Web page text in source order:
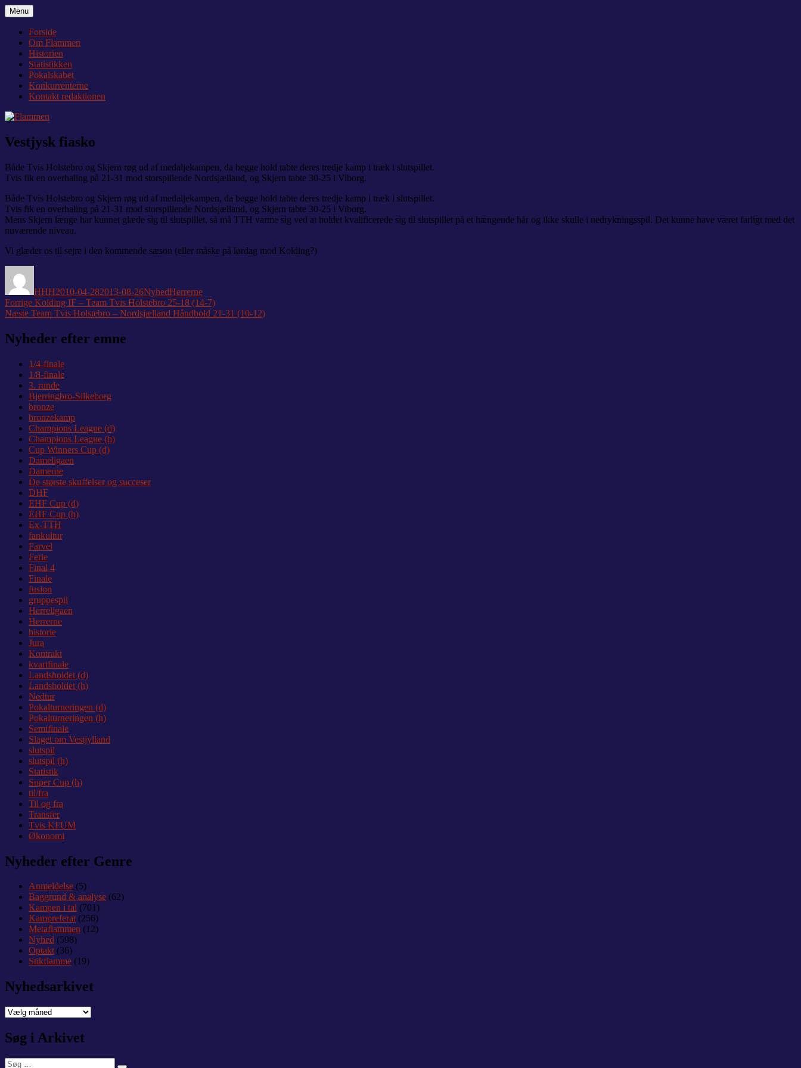
Videre
til
indhold
Flammen
Nyheder og debat om Team Tvis Holstebro
Menu
Forside
Om Flammen
Historien
Statistikken
Pokalskabet
Konkurrenterne
Kontakt redaktionen
Vestjysk fiasko
Både Tvis Holstebro og Skjern røg ud af medaljekampen, da begge hold tabte deres tredje kamp i træk i slutspillet.
Tvis fik en overhaling på 21-31 mod storspillende Nordsjælland, og Skjern tabte 30-25 i Viborg.
Både Tvis Holstebro og Skjern røg ud af medaljekampen, da begge hold tabte deres tredje kamp i træk i slutspillet.
Tvis fik en overhaling på 21-31 mod storspillende Nordsjælland, og Skjern tabte 30-25 i Viborg.
Mens Skjern længe har kunnet glæde sig til slutspillet, så må TTH varme sig ved at holdet kvalificerede sig til slutspillet på et hængende hår og ikke skulle i nedrykningsspil. Det kunne have været farligt med det
nuværende niveau.
Vi glæder os til sejre i den kommende sæson (eller måske på lørdag mod Kolding?)
HHH2010-04-282013-08-26NyhedHerrerne
Indlægsnavigation
Forrige Forrige
indlæg:
Kolding IF – Team Tvis Holstebro 25-18 (14-7)
Næste Næste
Team Tvis Holstebro – Nordsjælland Håndbold 21-31 (10-12)
Nyheder efter emne
1/4-finale
1/8-finale
3. runde
Bjerringbro-Silkeborg
bronze
bronzekamp
Champions League (d)
Champions League (h)
Cup Winners Cup (d)
Dameligaen
Damerne
De største skuffelser og succeser
DHF
EHF Cup (d)
EHF Cup (h)
Ex-TTH
fankultur
Farvel
Ferie
Final 4
Finale
fusion
gruppespil
Herreligaen
Herrerne
historie
Jura
Kontrakt
kvartfinale
Landsholdet (d)
Landsholdet (h)
Nedtur
Pokalturneringen (d)
Pokalturneringen (h)
Semifinale
Slaget om Vestjylland
slutspil
slutspil (h)
Statistik
Super Cup (h)
til/fra
Til og fra
Transfer
Tvis KFUM
Økonomi
Nyheder efter Genre
Anmeldelse (5)
Baggrund & analyse (62)
Kampen i tal (701)
Kampreferat(256)
Metaflammen (12)
Nyhed (598)
Optakt(36)
Stikflamme (19)
Nyhedsarkivet
Nyhedsarkivet
Søg i Arkivet
Søg